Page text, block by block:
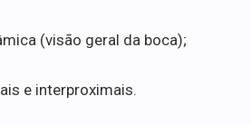
(visão geral da boca);
e interproximais.